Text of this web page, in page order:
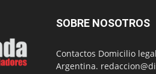
SOBRE NOSOTROS
Contactos Domicilio
Argentina.